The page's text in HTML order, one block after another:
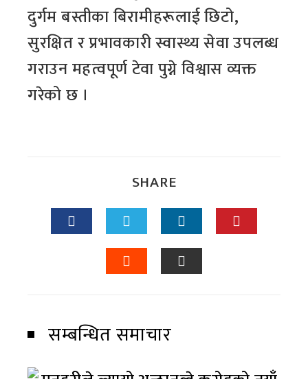
दुर्गम बस्तीका बिरामीहरूलाई छिटो,
सुरक्षित र प्रभावकारी स्वास्थ्य सेवा उपलब्ध
गराउन महत्वपूर्ण टेवा पुग्ने विश्वास व्यक्त
गरेको छ ।
SHARE
सम्बन्धित समाचार